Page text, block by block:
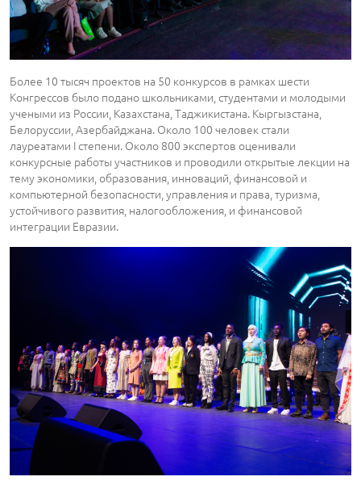
Более 10 тысяч проектов на 50 конкурсов в рамках шести
Конгрессов было подано школьниками, студентами и молодыми
учеными из России, Казахстана, Таджикистана. Кыргызстана,
Белоруссии, Азербайджана. Около 100 человек стали
лауреатами I степени. Около 800 экспертов оценивали
конкурсные работы участников и проводили открытые лекции на
тему экономики, образования, инноваций, финансовой и
компьютерной безопасности, управления и права, туризма,
устойчивого развития, налогообложения, и финансовой
интеграции Евразии.